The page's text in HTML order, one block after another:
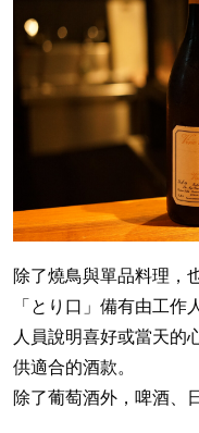
除了燒鳥與單品料理，
「とり口」備有由工
人員說明喜好或當天的
供適合的酒款。
除了葡萄酒外，啤酒、